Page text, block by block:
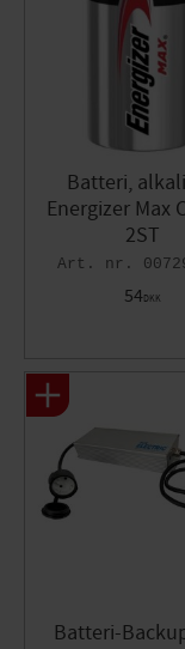
Batteri,
Energizer Max
2ST
54DKK
Batteri-